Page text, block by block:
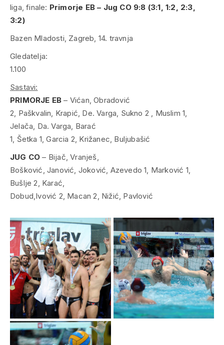
liga, finale: Primorje EB – Jug CO 9:8 (3:1, 1:2, 2:3,
3:2)
Bazen Mladosti, Zagreb, 14. travnja
Gledatelja:
1.100
Sastavi:
PRIMORJE EB – Vićan, Obradović
2, Paškvalin, Krapić, De. Varga, Sukno 2 , Muslim 1,
Jelača, Da. Varga, Barać
1, Šetka 1, Garcia 2, Križanec, Buljubašić
JUG CO – Bijač, Vranješ,
Bošković, Janović, Joković, Azevedo 1, Marković 1,
Bušlje 2, Karać,
Dobud,Ivović 2, Macan 2, Nižić, Pavlović